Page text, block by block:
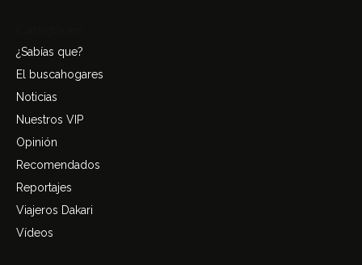
¿Sabías que?
El buscahogares
Noticias
Nuestros VIP
Opinión
Recomendados
Reportajes
Viajeros Dakari
Vídeos